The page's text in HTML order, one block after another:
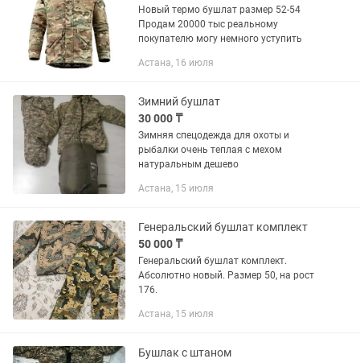
Новый термо бушлат размер 52-54
Продам 20000 тыс реальному
покупателю могу немного уступить
Астана, 16 июля
Зимний бушлат
30 000 ₸
Зимняя спецодежда для охоты и
рыбалки очень теплая с мехом
натуральным дешево
Астана, 15 июля
Генеральский бушлат комплект
50 000 ₸
Генеральский бушлат комплект.
Абсолютно новый. Размер 50, на рост
176.
Астана, 15 июля
Бушлак с штаном